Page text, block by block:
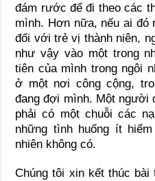
đám rước để đi theo các
mình. Hơn nữa, nếu ai đó
đối với trẻ vị thành niên,
như vậy vào một trong
tiên của mình trong ngôi
ở một nơi công cộng,
đang đợi mình. Một người
phải có một chuỗi các
những tình huống ít
nhiên không có.
Chúng tôi xin kết thúc